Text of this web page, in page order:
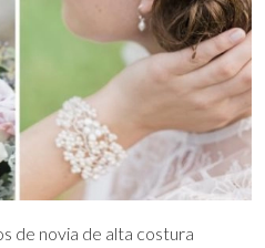
de novia de alta costura